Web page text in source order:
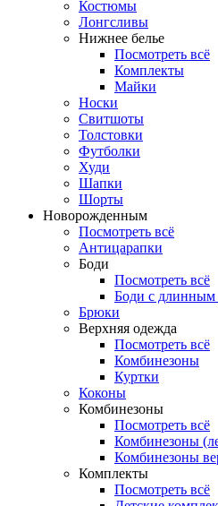
Костюмы
Лонгсливы
Нижнее белье
Посмотреть всё
Комплекты
Майки
Носки
Свитшоты
Толстовки
Футболки
Худи
Шапки
Шорты
Новорожденным
Посмотреть всё
Антицарапки
Боди
Посмотреть всё
Боди с длинным
Брюки
Верхняя одежда
Посмотреть всё
Комбинезоны
Куртки
Коконы
Комбинезоны
Посмотреть всё
Комбинезоны
Комбинезоны
Комплекты
Посмотреть всё